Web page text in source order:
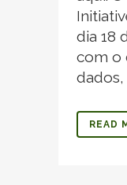
dia 18
com o
dados,
READ